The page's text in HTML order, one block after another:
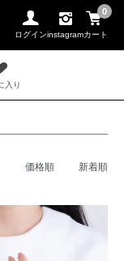
ログインinstagram
0
カート
入り
series
価格順 新着順